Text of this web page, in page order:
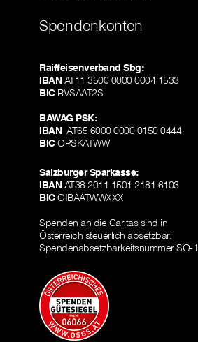
Spendenkonten
Raiffeisenverband Sbg:
IBANAT11 3500 0000 0004 1533
BICRVSAAT2S
BAWAG PSK:
IBANAT65 6000 0000 0150 0444
BICOPSKATWW
Salzburger Sparkasse:
IBANAT38 2011 1501 2181 6103
BICGIBAATWWXXX
Spenden an die Caritas sind in
Österreich steuerlich absetzbar.
Spendenabsetzbarkeitsnummer SO-